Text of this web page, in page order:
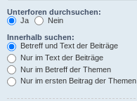
Unterforen durchsuchen:
Ja
Nein
Innerhalb suchen:
Betreff und Text der Beiträge
Nur im Text der Beiträge
Nur im Betreff der Themen
Nur im ersten Beitrag der Themen